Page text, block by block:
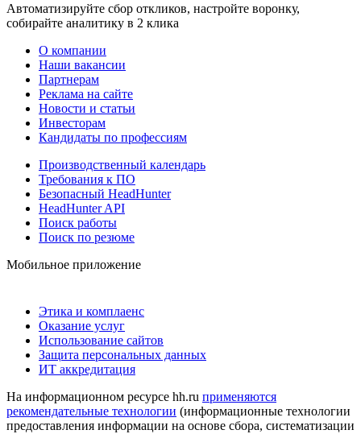
Автоматизируйте сбор откликов, настройте воронку,
собирайте аналитику в 2 клика
О компании
Наши вакансии
Партнерам
Реклама на сайте
Новости и статьи
Инвесторам
Кандидаты по профессиям
Производственный календарь
Требования к ПО
Безопасный HeadHunter
HeadHunter API
Поиск работы
Поиск по резюме
Мобильное приложение
Этика и комплаенс
Оказание услуг
Использование сайтов
Защита персональных данных
ИТ аккредитация
На информационном ресурсе hh.ru применяются
рекомендательные технологии (информационные технологии
предоставления информации на основе сбора, систематизации